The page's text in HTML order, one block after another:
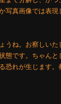
真画像では表現
ね。お察しいた
態です。ちゃんと
恐れが生じます